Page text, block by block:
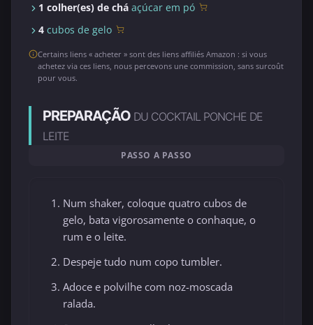
1 colher(es) de chá açúcar em pó
4 cubos de gelo
Certains liens « acheter » sont des liens affiliés Amazon : si vous
achetez via ces liens, nous percevons une commission, sans surcoût
pour vous.
PREPARAÇÃO DU COCKTAIL PONCHE DE
LEITE
PASSO A PASSO
Num shaker, coloque quatro cubos de
gelo, bata vigorosamente o conhaque, o
rum e o leite.
Despeje tudo num copo tumbler.
Adoce e polvilhe com noz-moscada
ralada.